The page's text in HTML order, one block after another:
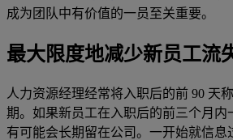
成为团队中有价值的一员至关重要。
最大限度地减少新员工流
人力资源经理经常将入职后的前 90 天
期。如果新员工在入职后的前三个月内
有可能会长期留在公司。一开始就信息